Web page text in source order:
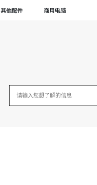
其他配件 商用电脑